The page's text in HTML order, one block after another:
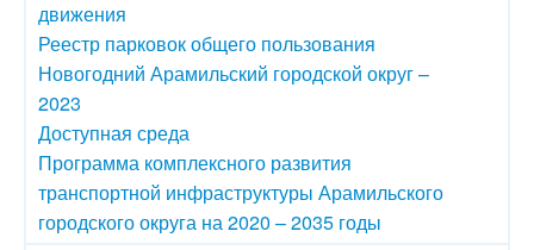
движения
Реестр парковок общего пользования
Новогодний Арамильский городской округ –
2023
Доступная среда
Программа комплексного развития
транспортной инфраструктуры Арамильского
городского округа на 2020 – 2035 годы